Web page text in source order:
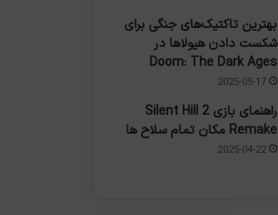
بهترین تاکتیک‌های جنگی برای
شکست دادن هیولاها در
Doom: The Dark Ages
2025-05-17
راهنمای بازی Silent Hill 2
Remake مکان تمام سلاح ها
2025-04-22